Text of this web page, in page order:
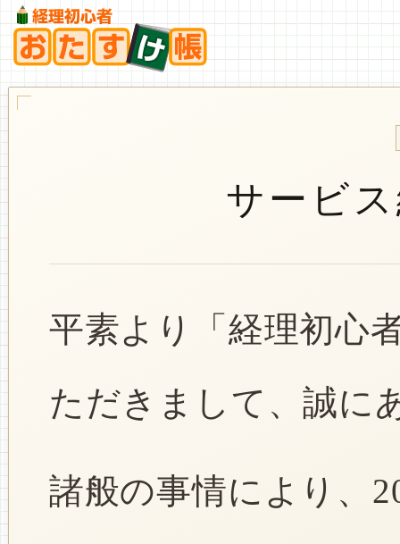
サービ
平素より「経理初心
ただきまして、誠に
諸般の事情により、